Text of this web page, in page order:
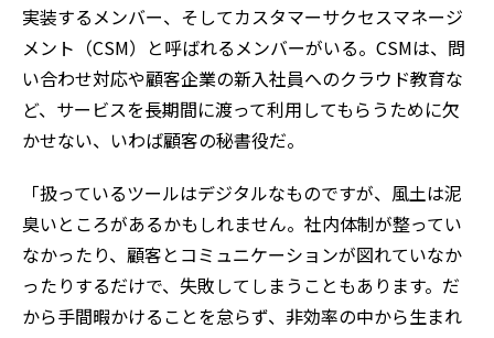
実装するメンバー、そしてカスタマーサクセスマネージ
メント（CSM）と呼ばれるメンバーがいる。CSMは、問
い合わせ対応や顧客企業の新入社員へのクラウド教育な
ど、サービスを長期間に渡って利用してもらうために欠
かせない、いわば顧客の秘書役だ。
「扱っているツールはデジタルなものですが、風土は泥
臭いところがあるかもしれません。社内体制が整ってい
なかったり、顧客とコミュニケーションが図れていなか
ったりするだけで、失敗してしまうこともあります。だ
から手間暇かけることを怠らず、非効率の中から生まれ